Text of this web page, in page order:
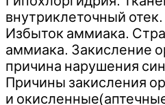
внутриклеточный
Избыток аммиака.
аммиака. Закисление
причина нарушения
Причины закисления
и